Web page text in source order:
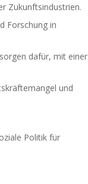
Zukunfts­in­dus­trien.
Forschung in
dafür, mit einer
und
Politik für